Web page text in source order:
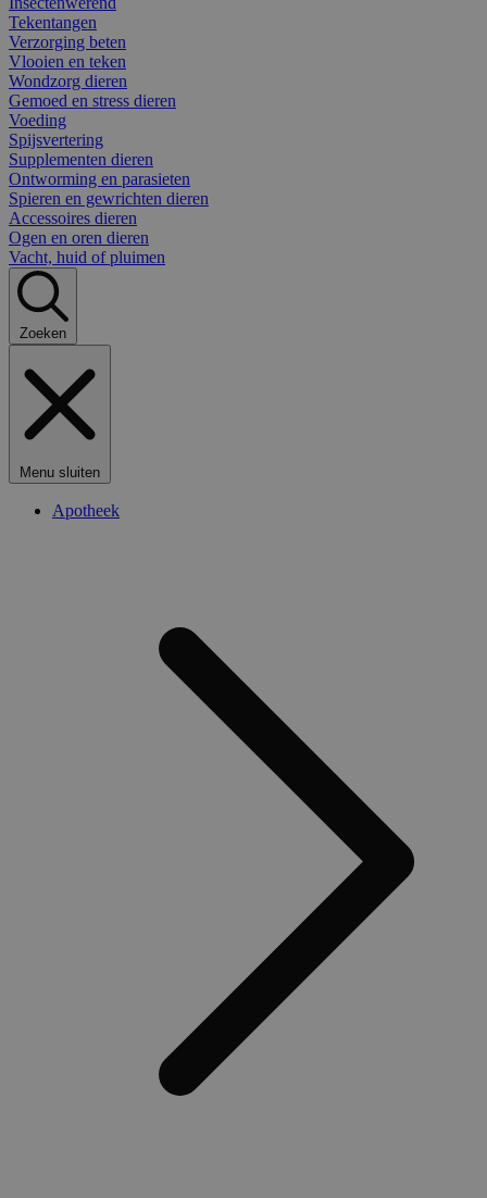
Tekentangen
Verzorging beten
Vlooien en teken
Wondzorg dieren
Gemoed en stress dieren
Voeding
Spijsvertering
Supplementen dieren
Ontworming en parasieten
Spieren en gewrichten dieren
Accessoires dieren
Ogen en oren dieren
Vacht, huid of pluimen
Zoeken
Menu sluiten
Apotheek